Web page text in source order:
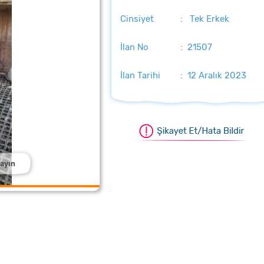
için üzerine tıklayın
için üzerine tıklayın
Cinsiyet : Tek Erkek
İlan No : 21507
İlan Tarihi : 12 Aralık 2023